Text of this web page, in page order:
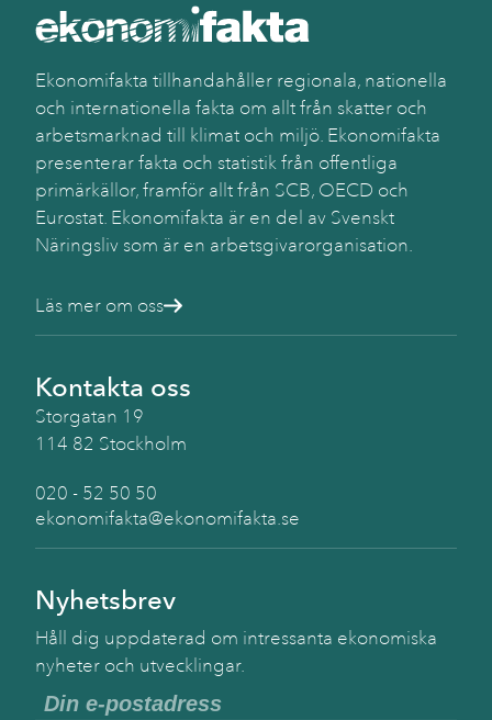
Ekonomifakta tillhandahåller regionala, nationella
och internationella fakta om allt från skatter och
arbetsmarknad till klimat och miljö. Ekonomifakta
presenterar fakta och statistik från offentliga
primärkällor, framför allt från SCB, OECD och
Eurostat. Ekonomifakta är en del av Svenskt
Näringsliv som är en arbetsgivarorganisation.
Läs mer om oss
Kontakta oss
Storgatan 19
114 82 Stockholm
020 - 52 50 50
ekonomifakta@ekonomifakta.se
Nyhetsbrev
Håll dig uppdaterad om intressanta ekonomiska
nyheter och utvecklingar.